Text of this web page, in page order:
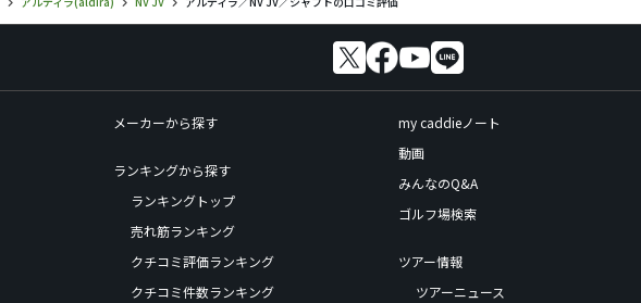
メーカーから探す
ランキングから探す
ランキングトップ
売れ筋ランキング
クチコミ評価ランキング
クチコミ件数ランキング
my caddieノート
動画
みんなのQ&A
ゴルフ場検索
ツアー情報
ツアーニュース